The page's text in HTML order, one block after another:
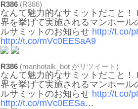
R386 (R386)
なんて魅力的なサミットだこと
界を挙げて実施されるマンホール
ルサミットのお知らせ http://t.co/
http://t.co/mVc0EESaA9
R386 (manhotalk_bot がリツイート)
なんて魅力的なサミットだこと
界を挙げて実施されるマンホール
ルサミットのお知らせ http://t.co/
http://t.co/mVc0EESa…